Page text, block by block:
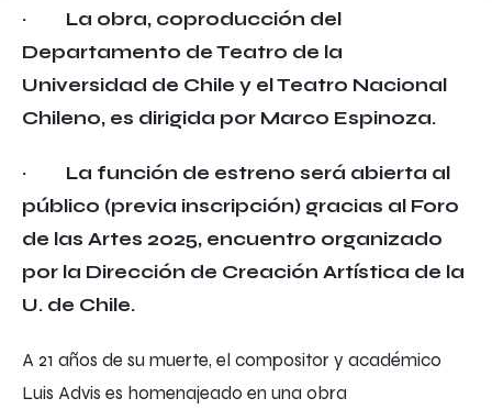
·
La obra, coproducción del
Departamento de Teatro de la
Universidad de Chile y el Teatro Nacional
Chileno, es dirigida por Marco Espinoza.
·
La función de estreno será abierta al
público (previa inscripción) gracias al Foro
de las Artes 2025, encuentro organizado
por la Dirección de Creación Artística de la
U. de Chile.
A 21 años de su muerte, el compositor y académico
Luis Advis es homenajeado en una obra